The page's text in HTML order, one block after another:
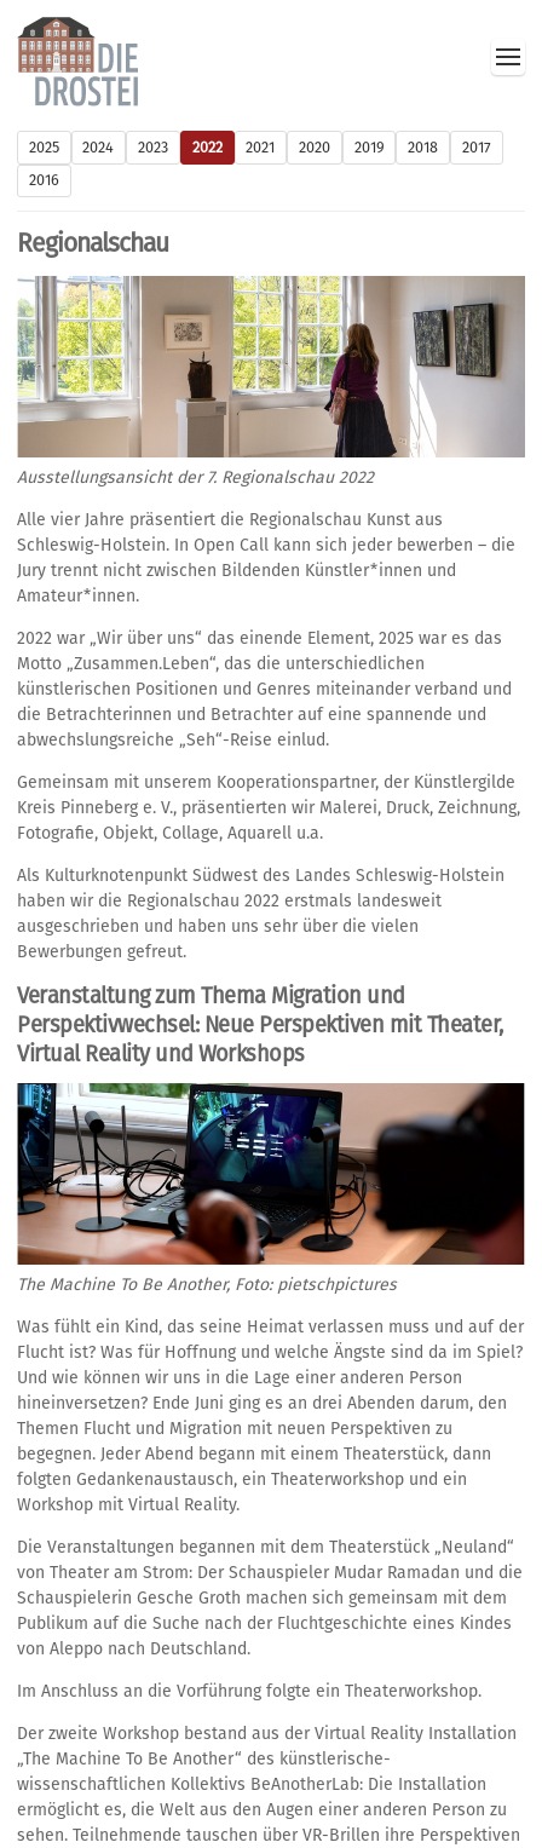
Regionalschau
Ausstellungsansicht der 7. Regionalschau 2022
Alle vier Jahre präsentiert die Regionalschau Kunst aus
Schleswig-Holstein. In Open Call kann sich jeder bewerben – die
Jury trennt nicht zwischen Bildenden Künstler*innen und
Amateur*innen.
2022 war „Wir über uns“ das einende Element, 2025 war es das
Motto „Zusammen.Leben“, das die unterschiedlichen
künstlerischen Positionen und Genres miteinander verband und
die Betrachterinnen und Betrachter auf eine spannende und
abwechslungsreiche „Seh“-Reise einlud.
Gemeinsam mit unserem Kooperationspartner, der Künstlergilde
Kreis Pinneberg e. V., präsentierten wir Malerei, Druck, Zeichnung,
Fotografie, Objekt, Collage, Aquarell u.a.
Als Kulturknotenpunkt Südwest des Landes Schleswig-Holstein
haben wir die Regionalschau 2022 erstmals landesweit
ausgeschrieben und haben uns sehr über die vielen
Bewerbungen gefreut.
Veranstaltung zum Thema Migration und
Perspektivwechsel: Neue Perspektiven mit Theater,
Virtual Reality und Workshops
The Machine To Be Another, Foto: pietschpictures
Was fühlt ein Kind, das seine Heimat verlassen muss und auf der
Flucht ist? Was für Hoffnung und welche Ängste sind da im Spiel?
Und wie können wir uns in die Lage einer anderen Person
hineinversetzen? Ende Juni ging es an drei Abenden darum, den
Themen Flucht und Migration mit neuen Perspektiven zu
begegnen. Jeder Abend begann mit einem Theaterstück, dann
folgten Gedankenaustausch, ein Theaterworkshop und ein
Workshop mit Virtual Reality.
Die Veranstaltungen begannen mit dem Theaterstück „Neuland“
von Theater am Strom: Der Schauspieler Mudar Ramadan und die
Schauspielerin Gesche Groth machen sich gemeinsam mit dem
Publikum auf die Suche nach der Fluchtgeschichte eines Kindes
von Aleppo nach Deutschland.
Im Anschluss an die Vorführung folgte ein Theaterworkshop.
Der zweite Workshop bestand aus der Virtual Reality Installation
„The Machine To Be Another“ des künstlerische-
wissenschaftlichen Kollektivs BeAnotherLab: Die Installation
ermöglicht es, die Welt aus den Augen einer anderen Person zu
sehen. Teilnehmende tauschen über VR-Brillen ihre Perspektiven
2025 2024 2023 2022 2021 2020 2019 2018
2017
2016